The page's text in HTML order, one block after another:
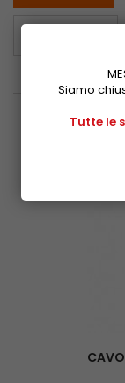
Siamo
Tutte le
Scheda del